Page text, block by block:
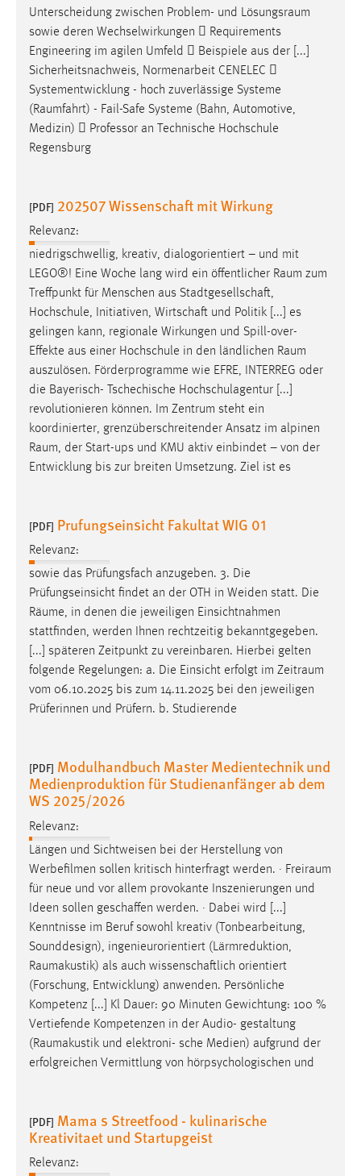
Unterscheidung zwischen Problem- und Lösungsraum
sowie deren Wechselwirkungen  Requirements
Engineering im agilen Umfeld  Beispiele aus der [...]
Sicherheitsnachweis, Normenarbeit CENELEC 
Systementwicklung - hoch zuverlässige Systeme
(Raumfahrt) - Fail-Safe Systeme (Bahn, Automotive,
Medizin)  Professor an Technische Hochschule
Regensburg
[PDF] 202507 Wissenschaft mit Wirkung
Relevanz:
niedrigschwellig, kreativ, dialogorientiert – und mit
LEGO®! Eine Woche lang wird ein öffentlicher Raum zum
Treffpunkt für Menschen aus Stadtgesellschaft,
Hochschule, Initiativen, Wirtschaft und Politik [...] es
gelingen kann, regionale Wirkungen und Spill-over-
Effekte aus einer Hochschule in den ländlichen Raum
auszulösen. Förderprogramme wie EFRE, INTERREG oder
die Bayerisch- Tschechische Hochschulagentur [...]
revolutionieren können. Im Zentrum steht ein
koordinierter, grenzüberschreitender Ansatz im alpinen
Raum, der Start-ups und KMU aktiv einbindet – von der
Entwicklung bis zur breiten Umsetzung. Ziel ist es
[PDF] Prufungseinsicht Fakultat WIG 01
Relevanz:
sowie das Prüfungsfach anzugeben. 3. Die
Prüfungseinsicht findet an der OTH in Weiden statt. Die
Räume, in denen die jeweiligen Einsichtnahmen
stattfinden, werden Ihnen rechtzeitig bekanntgegeben.
[...] späteren Zeitpunkt zu vereinbaren. Hierbei gelten
folgende Regelungen: a. Die Einsicht erfolgt im Zeitraum
vom 06.10.2025 bis zum 14.11.2025 bei den jeweiligen
Prüferinnen und Prüfern. b. Studierende
[PDF] Modulhandbuch Master Medientechnik und
Medienproduktion für Studienanfänger ab dem
WS 2025/2026
Relevanz:
Längen und Sichtweisen bei der Herstellung von
Werbefilmen sollen kritisch hinterfragt werden. · Freiraum
für neue und vor allem provokante Inszenierungen und
Ideen sollen geschaffen werden. · Dabei wird [...]
Kenntnisse im Beruf sowohl kreativ (Tonbearbeitung,
Sounddesign), ingenieurorientiert (Lärmreduktion,
Raumakustik) als auch wissenschaftlich orientiert
(Forschung, Entwicklung) anwenden. Persönliche
Kompetenz [...] Kl Dauer: 90 Minuten Gewichtung: 100 %
Vertiefende Kompetenzen in der Audio- gestaltung
(Raumakustik und elektroni- sche Medien) aufgrund der
erfolgreichen Vermittlung von hörpsychologischen und
[PDF] Mama s Streetfood - kulinarische
Kreativitaet und Startupgeist
Relevanz: